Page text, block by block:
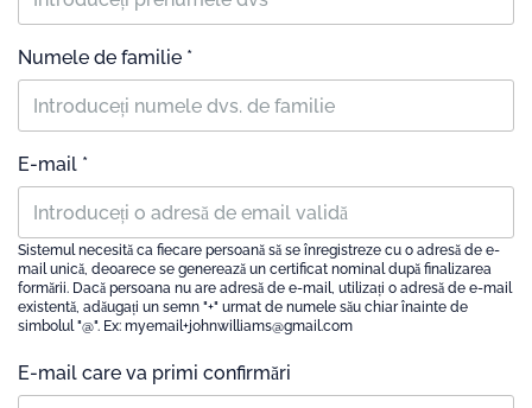
Numele de familie *
E-mail *
Sistemul necesită ca fiecare persoană să se înregistreze cu o adresă de e-
mail unică, deoarece se generează un certificat nominal după finalizarea
formării. Dacă persoana nu are adresă de e-mail, utilizați o adresă de e-mail
existentă, adăugați un semn "+" urmat de numele său chiar înainte de
simbolul "@". Ex: myemail+johnwilliams@gmail.com
E-mail care va primi confirmări